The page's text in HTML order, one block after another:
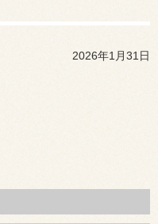
2026年1月31日